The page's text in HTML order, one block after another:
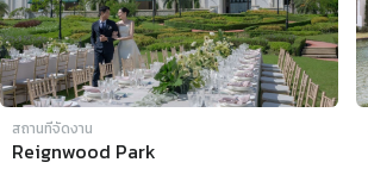
สถานที่จัดงาน
Reignwood Park